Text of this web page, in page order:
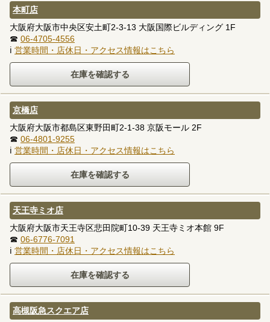
本町店
大阪府大阪市中央区安土町2-3-13 大阪国際ビルディング 1F
☎ 06-4705-4556
ℹ 営業時間・店休日・アクセス情報はこちら
京橋店
大阪府大阪市都島区東野田町2-1-38 京阪モール 2F
☎ 06-4801-9255
ℹ 営業時間・店休日・アクセス情報はこちら
天王寺ミオ店
大阪府大阪市天王寺区悲田院町10-39 天王寺ミオ本館 9F
☎ 06-6776-7091
ℹ 営業時間・店休日・アクセス情報はこちら
高槻阪急スクエア店